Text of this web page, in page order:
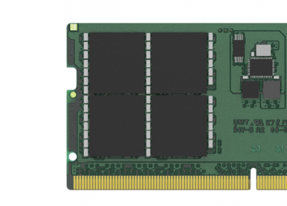
Telefoane & accesorii
Smart Watch
Apple AirTag
Ochelari Smart
Smartphone IPhone
Sisteme PC & Periferice